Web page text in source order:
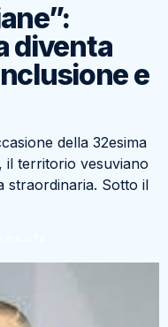
diventa
e
della 32esima
il territorio vesuviano
straordinaria. Sotto il